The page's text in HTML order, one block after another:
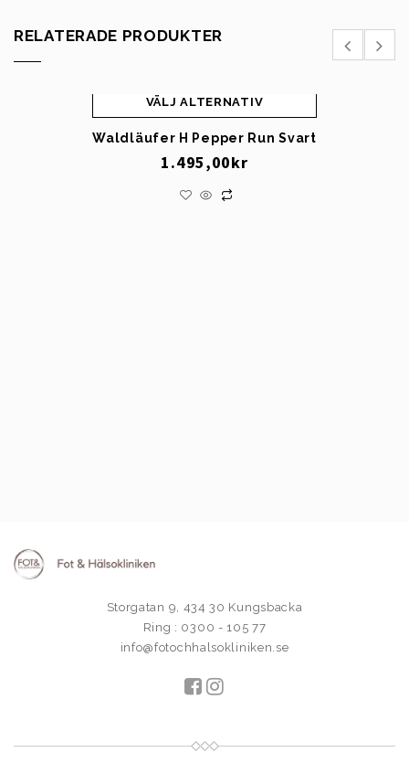
RELATERADE PRODUKTER
Waldläufer H Pepper Run Svart
1.495,00kr
VÄLJ ALTERNATIV
Storgatan 9, 434 30 Kungsbacka
Ring : 0300 - 105 77
info@fotochhalsokliniken.se